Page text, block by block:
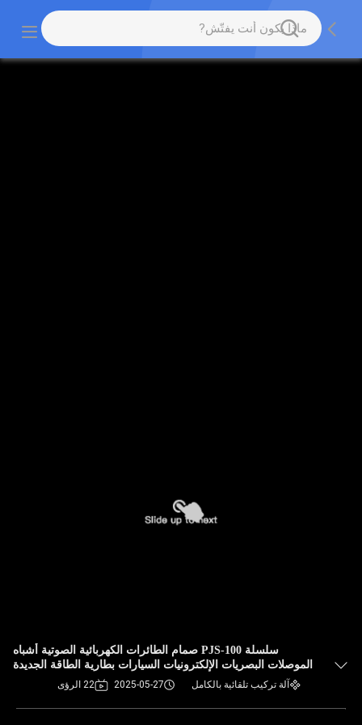
سلسلة PJS-100 صمام الطائرات الكهربائية الصوتية أشباه
الموصلات البصريات الإلكترونيات السيارات بطارية الطاقة الجديدة
آلة تركيب تلقائية بالكامل 2025-05-27 22 الرؤى